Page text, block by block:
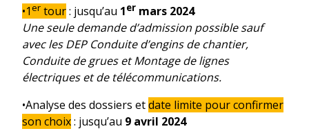
•1er tour: jusqu’au 1er mars 2024
Une seule demande d’admission possible sauf
avec les DEP Conduite d’engins de chantier,
Conduite de grues et Montage de lignes
électriques et de télécommunications.
•Analyse des dossiers etdate limite pour confirmer
son choix: jusqu’au 9 avril 2024